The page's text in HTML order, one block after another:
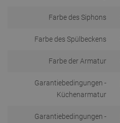
Farbe des Siphons
Farbe des Spülbeckens
Farbe der Armatur
Garantiebedingungen -
Küchenarmatur
Garantiebedingungen -